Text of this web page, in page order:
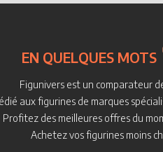
EN QUELQUES MOTS
Figunivers est un comparateur
aux figurines de marques
Profitez des meilleures offres du
Achetez vos figurines moins